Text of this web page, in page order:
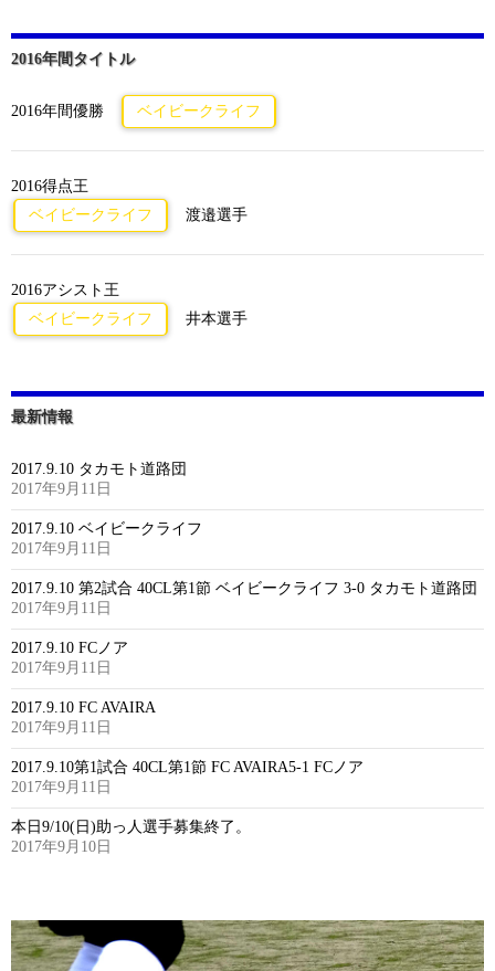
2016年間タイトル
2016年間優勝 ベイビークライフ
2016得点王
ベイビークライフ
渡邉選手
2016アシスト王
ベイビークライフ
井本選手
最新情報
2017.9.10 タカモト道路団
2017年9月11日
2017.9.10 ベイビークライフ
2017年9月11日
2017.9.10 第2試合 40CL第1節 ベイビークライフ 3-0 タカモト道路団
2017年9月11日
2017.9.10 FCノア
2017年9月11日
2017.9.10 FC AVAIRA
2017年9月11日
2017.9.10第1試合 40CL第1節 FC AVAIRA5-1 FCノア
2017年9月11日
本日9/10(日)助っ人選手募集終了。
2017年9月10日